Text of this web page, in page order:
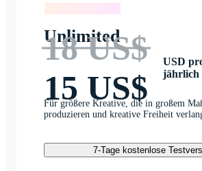
Unlimited
18 US$
15 US$
USD
jährlich
Für größere Kreative, die in großem
produzieren und kreative Freiheit
7-Tage kostenlose